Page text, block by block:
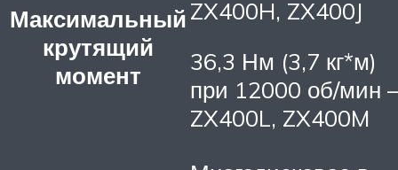
Максимальный
крутящий
момент
ZX400H, ZX400J
36,3 Нм (3,7 кг*м)
при 12000 об/мин –
ZX400L, ZX400M